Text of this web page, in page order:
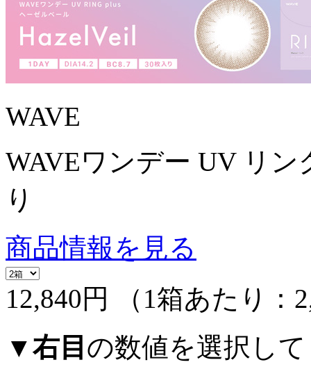
WAVE
WAVEワンデー UV リン
り
商品情報を見る
12,840円
（1箱あたり：
▼右目 の数値を選択し